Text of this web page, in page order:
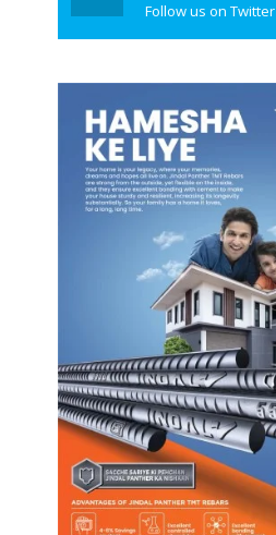
Follow us on Twitter